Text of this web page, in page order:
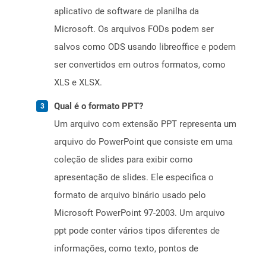
aplicativo de software de planilha da
Microsoft. Os arquivos FODs podem ser
salvos como ODS usando libreoffice e podem
ser convertidos em outros formatos, como
XLS e XLSX.
Qual é o formato PPT?
Um arquivo com extensão PPT representa um
arquivo do PowerPoint que consiste em uma
coleção de slides para exibir como
apresentação de slides. Ele especifica o
formato de arquivo binário usado pelo
Microsoft PowerPoint 97-2003. Um arquivo
ppt pode conter vários tipos diferentes de
informações, como texto, pontos de